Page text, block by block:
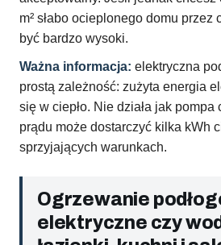
m² słabo ocieplonego domu przez
być bardzo wysoki.
Ważna informacja: elektryczna
prostą zależność: zużyta energia
się w ciepło. Nie działa jak pompa
prądu może dostarczyć kilka kWh
sprzyjających warunkach.
Ogrzewanie
elektryczne czy